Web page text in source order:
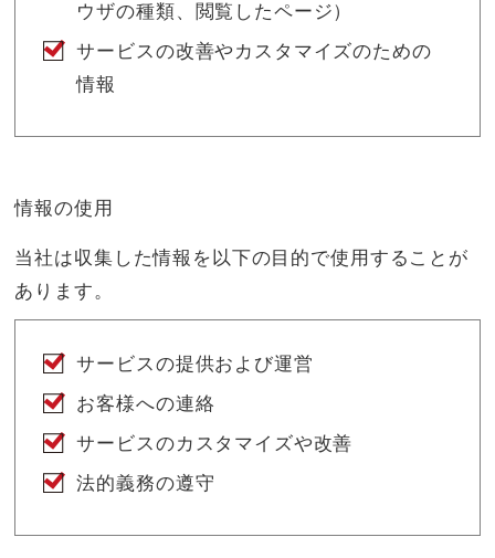
ウザの種類、閲覧したページ）
サービスの改善やカスタマイズのための
情報
情報の使用
当社は収集した情報を以下の目的で使用することが
あります。
サービスの提供および運営
お客様への連絡
サービスのカスタマイズや改善
法的義務の遵守